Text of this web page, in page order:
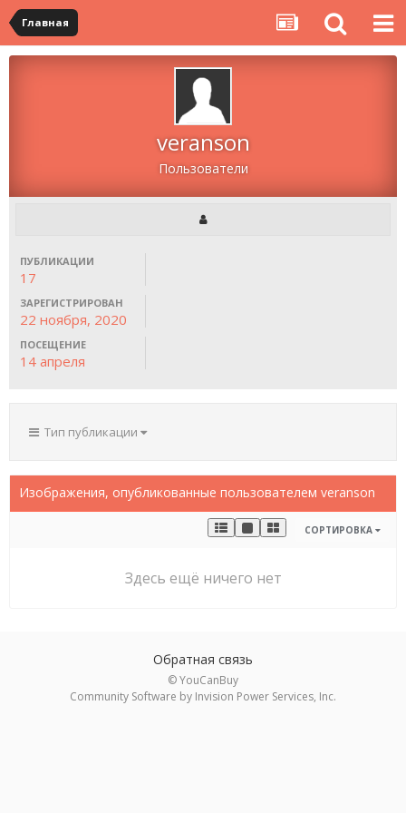
Главная
veranson
Пользователи
ПУБЛИКАЦИИ
17
ЗАРЕГИСТРИРОВАН
22 ноября, 2020
ПОСЕЩЕНИЕ
14 апреля
Тип публикации
Изображения, опубликованные пользователем veranson
СОРТИРОВКА
Здесь ещё ничего нет
Обратная связь
© YouCanBuy
Community Software by Invision Power Services, Inc.